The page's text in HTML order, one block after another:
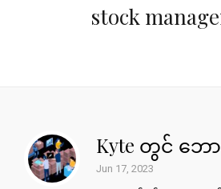
stock
Kyte တွင် ဘော
Jun 17, 2023